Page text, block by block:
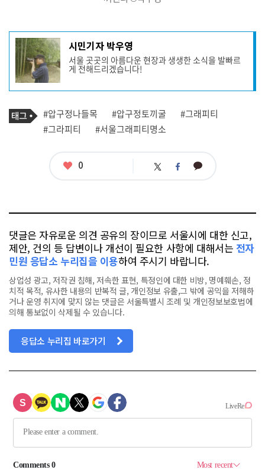
기
사
작
성
자
프
필
시민기자 박우영
서울 곳곳의 아름다운 현장과 생생한 소식을 발빠르
게 전해드리겠습니다!
기
사
관
련
태
그
#압구정나들목 #압구정토끼굴
#그래피티
#그라피티
#서울그래피티명소
좋
0 트 페 카
댓글은 자유로운 의견 공유의 장이므로 서울시에 대한 신고,
제안, 건의 등 답변이나 개선이 필요한 사항에 대해서는 전자
민원 응답소 누리집을 이용하여 주시기 바랍니다.
상업성 광고, 저작권 침해, 저속한 표현, 특정인에 대한 비방, 명예훼손, 정
치적 목적, 유사한 내용의 반복적 글, 개인정보 유출,그 밖에 공익을 저해하
거나 운영 취지에 맞지 않는 댓글은 서울특별시 조례 및 개인정보보호법에
의해 통보없이 삭제될 수 있습니다.
응답소 누리집 바로가기